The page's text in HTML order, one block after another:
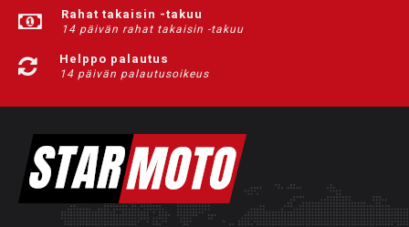
Rahat takaisin -takuu
14 päivän rahat takaisin -takuu
Helppo palautus
14 päivän palautusoikeus